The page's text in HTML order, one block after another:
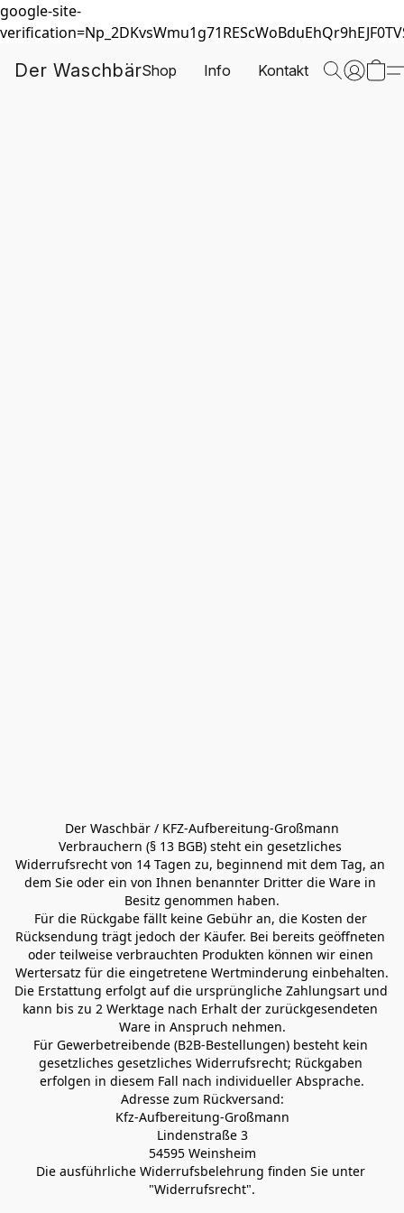
google-site-
Der WaschbärShop Info Kontakt
Der Waschbär / KFZ-Aufbereitung-Großmann
Verbrauchern (§ 13 BGB) steht ein gesetzliches
Widerrufsrecht von 14 Tagen zu, beginnend mit dem Tag, an
dem Sie oder ein von Ihnen benannter Dritter die Ware in
Besitz genommen haben.
Für die Rückgabe fällt keine Gebühr an, die Kosten der
Rücksendung trägt jedoch der Käufer. Bei bereits geöffneten
oder teilweise verbrauchten Produkten können wir einen
Wertersatz für die eingetretene Wertminderung einbehalten.
Die Erstattung erfolgt auf die ursprüngliche Zahlungsart und
kann bis zu 2 Werktage nach Erhalt der zurückgesendeten
Ware in Anspruch nehmen.
Für Gewerbetreibende (B2B-Bestellungen) besteht kein
gesetzliches gesetzliches Widerrufsrecht; Rückgaben
erfolgen in diesem Fall nach individueller Absprache.
Adresse zum Rückversand:
Kfz-Aufbereitung-Großmann
Lindenstraße 3
54595 Weinsheim
Die ausführliche Widerrufsbelehrung finden Sie unter